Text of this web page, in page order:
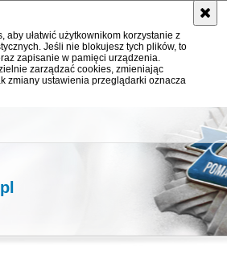
aby ułatwić użytkownikom korzystanie z
Jeśli nie blokujesz tych plików, to
zapisanie w pamięci urządzenia.
zarządzać cookies, zmieniając
zmiany ustawienia przeglądarki oznacza